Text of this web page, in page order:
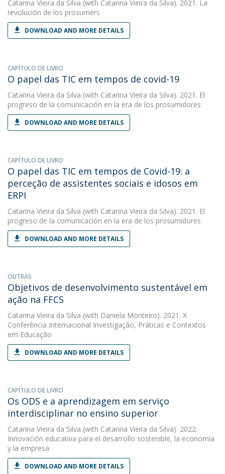
Catarina Vieira da Silva (with Catarina Vieira da Silva). 2021. La
revolución de los prosumers
DOWNLOAD AND MORE DETAILS
CAPÍTULO DE LIVRO
O papel das TIC em tempos de covid-19
Catarina Vieira da Silva (with Catarina Vieira da Silva). 2021. El
progreso de la comunicación en la era de los prosumidores
DOWNLOAD AND MORE DETAILS
CAPÍTULO DE LIVRO
O papel das TIC em tempos de Covid-19: a
perceção de assistentes sociais e idosos em
ERPI
Catarina Vieira da Silva (with Catarina Vieira da Silva). 2021. El
progreso de la comunicación en la era de los prosumidores
DOWNLOAD AND MORE DETAILS
OUTRAS
Objetivos de desenvolvimento sustentável em
ação na FFCS
Catarina Vieira da Silva (with Daniela Monteiro). 2021. X
Conferência Internacional Investigação, Práticas e Contextos
em Educação
DOWNLOAD AND MORE DETAILS
CAPÍTULO DE LIVRO
Os ODS e a aprendizagem em serviço
interdisciplinar no ensino superior
Catarina Vieira da Silva (with Catarina Vieira da Silva). 2022.
Innovación educativa para el desarrollo sostenible, la economía
y la empresa
DOWNLOAD AND MORE DETAILS